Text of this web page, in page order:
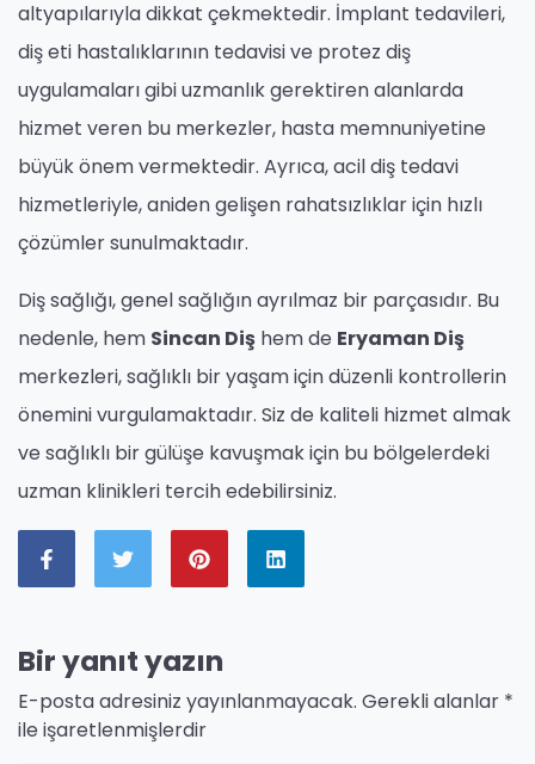
altyapılarıyla dikkat çekmektedir. İmplant tedavileri,
diş eti hastalıklarının tedavisi ve protez diş
uygulamaları gibi uzmanlık gerektiren alanlarda
hizmet veren bu merkezler, hasta memnuniyetine
büyük önem vermektedir. Ayrıca, acil diş tedavi
hizmetleriyle, aniden gelişen rahatsızlıklar için hızlı
çözümler sunulmaktadır.
Diş sağlığı, genel sağlığın ayrılmaz bir parçasıdır. Bu
nedenle, hem Sincan Diş hem de Eryaman Diş
merkezleri, sağlıklı bir yaşam için düzenli kontrollerin
önemini vurgulamaktadır. Siz de kaliteli hizmet almak
ve sağlıklı bir gülüşe kavuşmak için bu bölgelerdeki
uzman klinikleri tercih edebilirsiniz.
Bir yanıt yazın
E-posta adresiniz yayınlanmayacak. Gerekli alanlar *
ile işaretlenmişlerdir